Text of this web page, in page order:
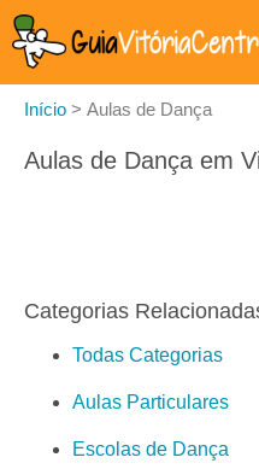
Início > Aulas de Dança
Aulas de Dança em
Categorias
Todas Categorias
Aulas Particulares
Escolas de Dança